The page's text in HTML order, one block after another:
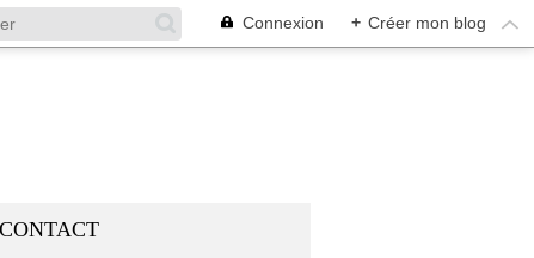
Connexion + Créer mon blog
CONTACT